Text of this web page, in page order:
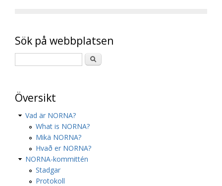
Sök på webbplatsen
Översikt
Vad är NORNA?
What is NORNA?
Mikä NORNA?
Hvað er NORNA?
NORNA-kommittén
Stadgar
Protokoll